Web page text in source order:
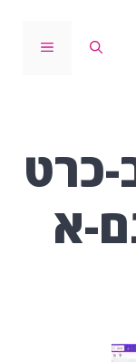
תפריט
כרט
א